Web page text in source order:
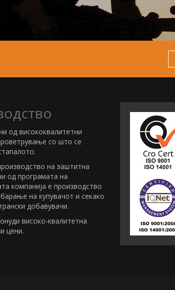
од висококвалитетни
со што се
на заштитна
од програмата на
компанија е производство
на купувачот и секако
добавувачи.
високо-квалитетна
цени.